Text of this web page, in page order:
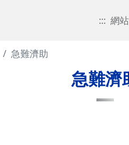
::: 網
急難濟助
急難濟